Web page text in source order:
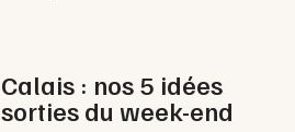
Calais : nos 5 idées
sorties du week-end